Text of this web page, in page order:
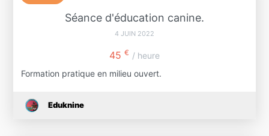
Séance d'éducation canine.
4 JUIN 2022
45 € / heure
Formation pratique en milieu ouvert.
Eduknine